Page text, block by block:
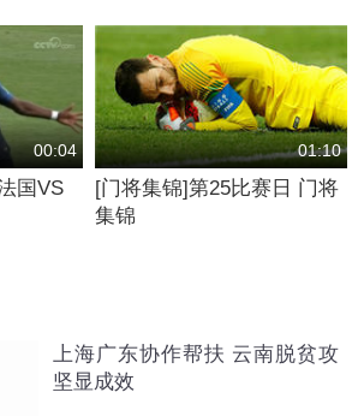
00:04
国VS
01:10
[门将集锦]第25比赛日 门将
集锦
上海广东协作帮扶 云南脱贫攻
坚显成效